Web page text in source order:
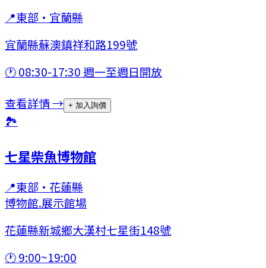
📍東部 · 宜蘭縣
宜蘭縣蘇澳鎮祥和路199號
🕐08:30-17:30 週一至週日開放
查看詳情 → + 加入詢價
🏞
七星柴魚博物館
📍東部 · 花蓮縣
博物館.展示館場
花蓮縣新城鄉大漢村七星街148號
🕐9:00~19:00